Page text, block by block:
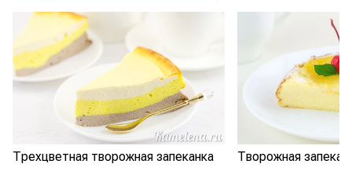
Трехцветная творожная запеканка Творожная